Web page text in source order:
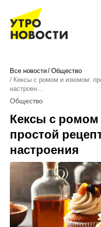
Все новости Общество
Кексы с ромом и изюмом:
настроен…
Общество
Кексы с
простой
настроения